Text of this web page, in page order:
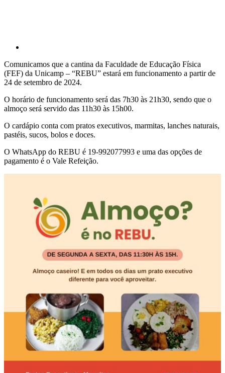
Comunicamos que a cantina da Faculdade de Educação Física
(FEF) da Unicamp – “REBU” estará em funcionamento a partir de
24 de setembro de 2024.
O horário de funcionamento será das 7h30 às 21h30, sendo que o
almoço será servido das 11h30 às 15h00.
O cardápio conta com pratos executivos, marmitas, lanches naturais,
pastéis, sucos, bolos e doces.
O WhatsApp do REBU é 19-992077993 e uma das opções de
pagamento é o Vale Refeição.